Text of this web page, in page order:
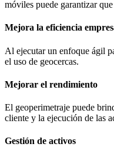
móviles puede garantizar
Mejora la eficiencia
Al ejecutar un enfoque ágil
el uso de geocercas.
Mejorar el rendimiento
El geoperimetraje puede
cliente y la ejecución de las
Gestión de activos